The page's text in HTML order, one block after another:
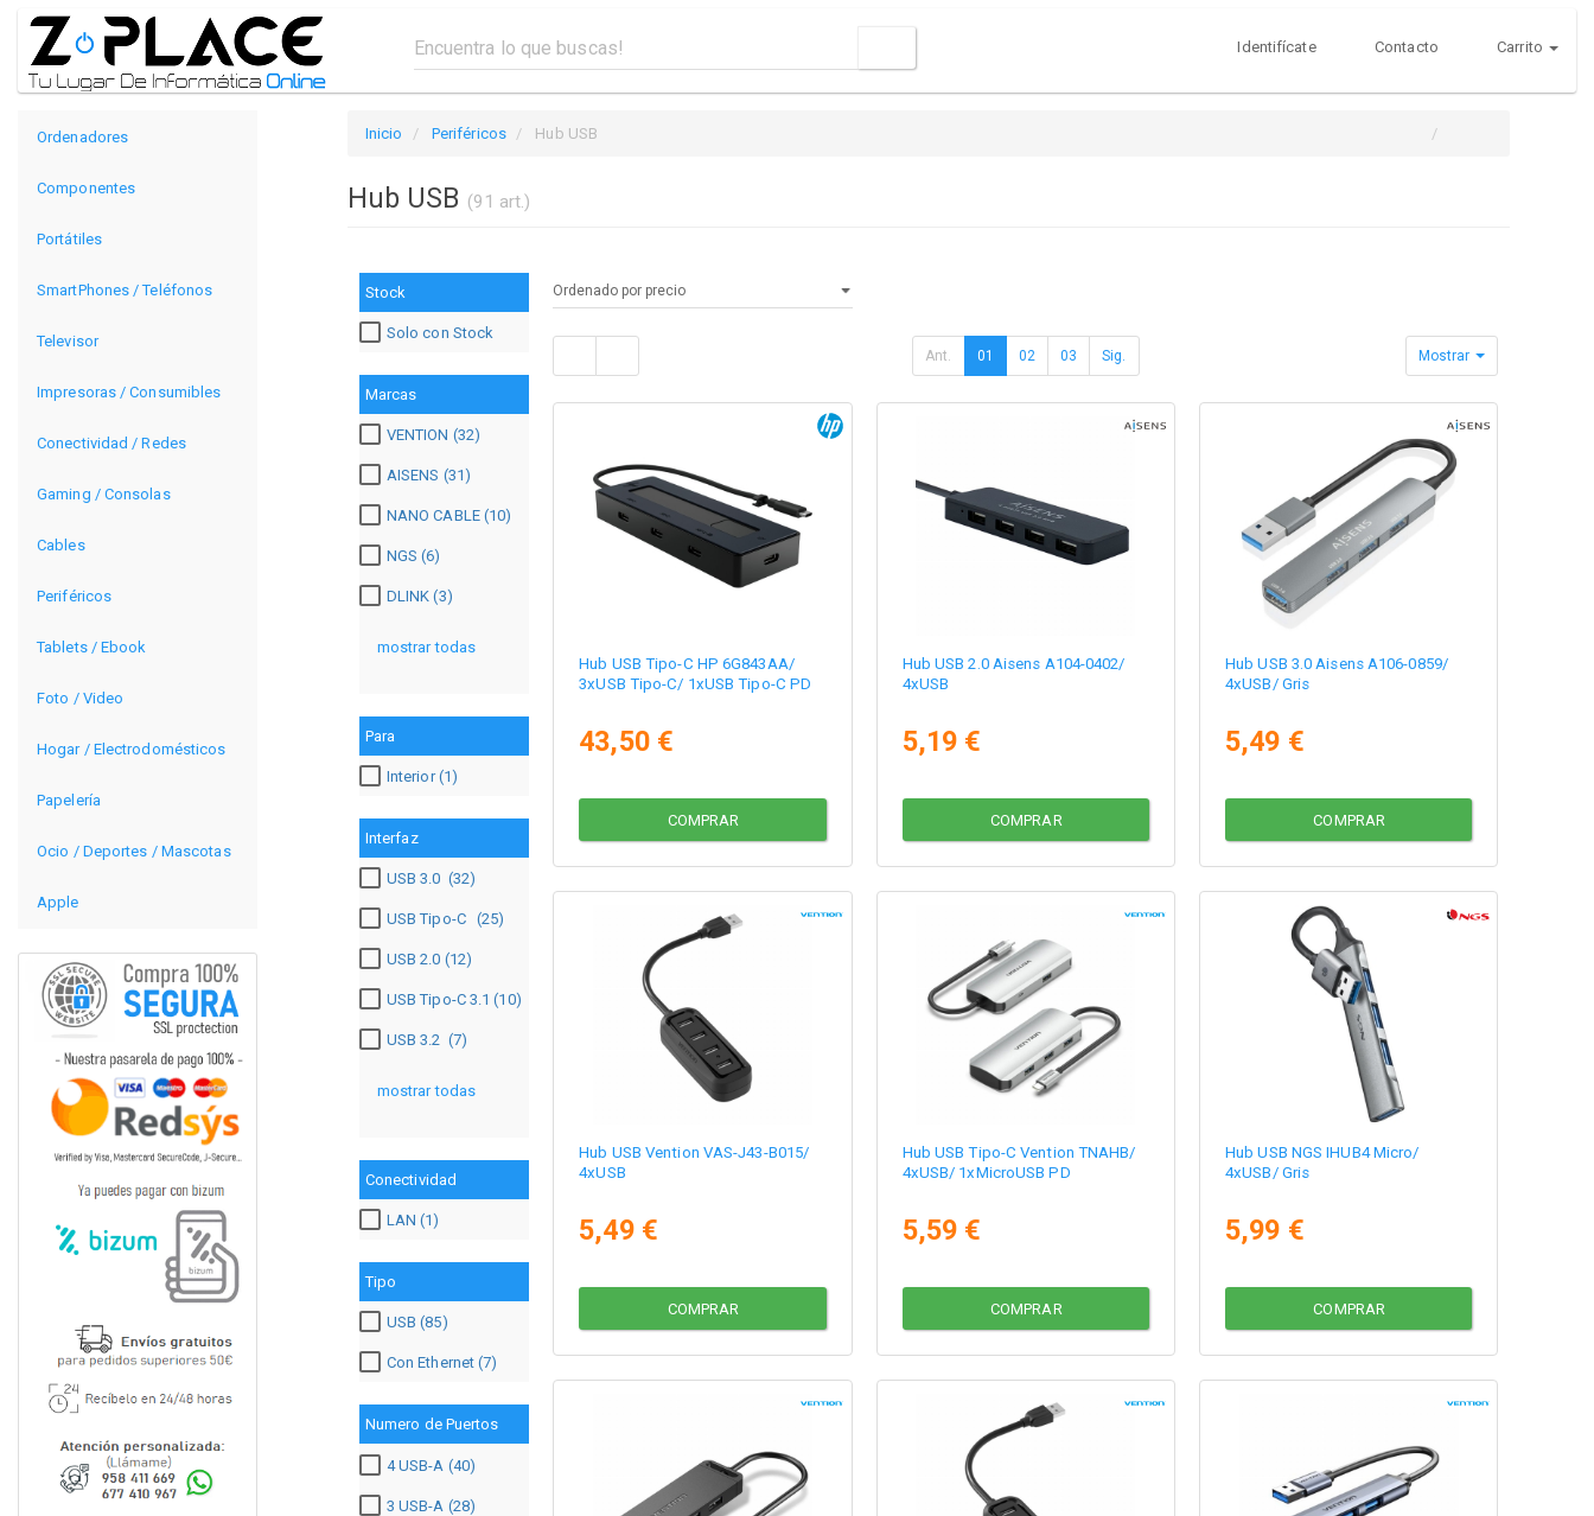
Identifícate Contacto Carrito
Ordenadores
Componentes
Portátiles
SmartPhones / Teléfonos
Televisor
Impresoras / Consumibles
Conectividad / Redes
Gaming / Consolas
Cables
Periféricos
Tablets / Ebook
Foto / Video
Hogar / Electrodomésticos
Papelería
Ocio / Deportes / Mascotas
Apple
Inicio Periféricos Hub USB
Hub USB (91 art.)
Stock
Solo con Stock
Marcas
VENTION (32)
AISENS (31)
NANO CABLE (10)
NGS (6)
DLINK (3)
mostrar todas
Para
Interior (1)
Interfaz
USB 3.0 (32)
USB Tipo-C (25)
USB 2.0 (12)
USB Tipo-C 3.1 (10)
USB 3.2 (7)
mostrar todas
Conectividad
LAN (1)
Tipo
USB (85)
Con Ethernet (7)
Numero de Puertos
4 USB-A (40)
3 USB-A (28)
Ant. 01 02 03 Sig. Mostrar
Hub USB Tipo-C HP 6G843AA/
3xUSB Tipo-C/ 1xUSB Tipo-C PD
43,50 €
COMPRAR
Hub USB 2.0 Aisens A104-0402/
4xUSB
5,19 €
COMPRAR
Hub USB 3.0 Aisens A106-0859/
4xUSB/ Gris
5,49 €
COMPRAR
Hub USB Vention VAS-J43-B015/
4xUSB
5,49 €
COMPRAR
Hub USB Tipo-C Vention TNAHB/
4xUSB/ 1xMicroUSB PD
5,59 €
COMPRAR
Hub USB NGS IHUB4 Micro/
4xUSB/ Gris
5,99 €
COMPRAR